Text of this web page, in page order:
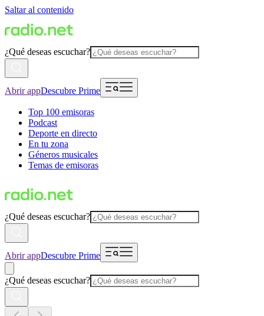
Saltar al contenido
¿Qué deseas escuchar?
Abrir appDescubre Prime
Top 100 emisoras
Podcast
Deporte en directo
En tu zona
Géneros musicales
Temas de emisoras
¿Qué deseas escuchar?
Abrir appDescubre Prime
¿Qué deseas escuchar?